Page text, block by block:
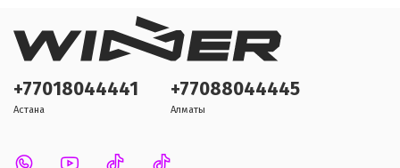
+77018044441
Астана
+77088044445
Алматы